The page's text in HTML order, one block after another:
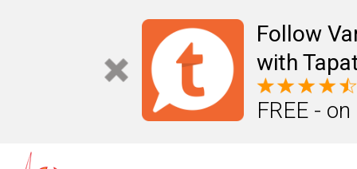
Follow
with
FREE -